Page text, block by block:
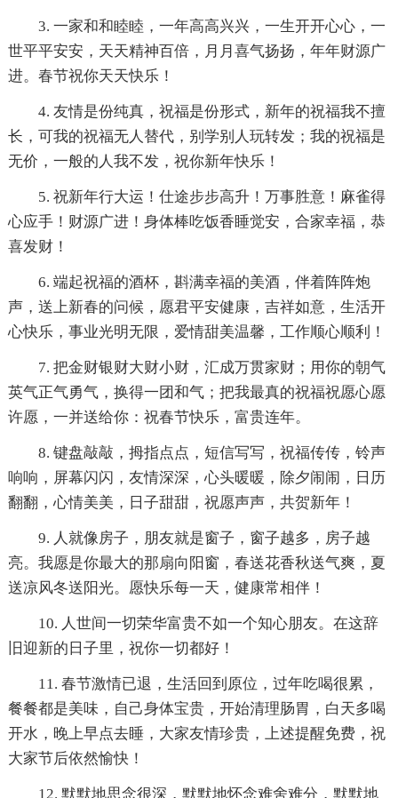
3. 一家和和睦睦，一年高高兴兴，一生开开心心，一
世平平安安，天天精神百倍，月月喜气扬扬，年年财源广
进。春节祝你天天快乐！
4. 友情是份纯真，祝福是份形式，新年的祝福我不擅
长，可我的祝福无人替代，别学别人玩转发；我的祝福是
无价，一般的人我不发，祝你新年快乐！
5. 祝新年行大运！仕途步步高升！万事胜意！麻雀得
心应手！财源广进！身体棒吃饭香睡觉安，合家幸福，恭
喜发财！
6. 端起祝福的酒杯，斟满幸福的美酒，伴着阵阵炮
声，送上新春的问候，愿君平安健康，吉祥如意，生活开
心快乐，事业光明无限，爱情甜美温馨，工作顺心顺利！
7. 把金财银财大财小财，汇成万贯家财；用你的朝气
英气正气勇气，换得一团和气；把我最真的祝福祝愿心愿
许愿，一并送给你：祝春节快乐，富贵连年。
8. 键盘敲敲，拇指点点，短信写写，祝福传传，铃声
响响，屏幕闪闪，友情深深，心头暖暖，除夕闹闹，日历
翻翻，心情美美，日子甜甜，祝愿声声，共贺新年！
9. 人就像房子，朋友就是窗子，窗子越多，房子越
亮。我愿是你最大的那扇向阳窗，春送花香秋送气爽，夏
送凉风冬送阳光。愿快乐每一天，健康常相伴！
10. 人世间一切荣华富贵不如一个知心朋友。在这辞
旧迎新的日子里，祝你一切都好！
11. 春节激情已退，生活回到原位，过年吃喝很累，
餐餐都是美味，自己身体宝贵，开始清理肠胃，白天多喝
开水，晚上早点去睡，大家友情珍贵，上述提醒免费，祝
大家节后依然愉快！
12. 默默地思念很深，默默地怀念难舍难分，默默地